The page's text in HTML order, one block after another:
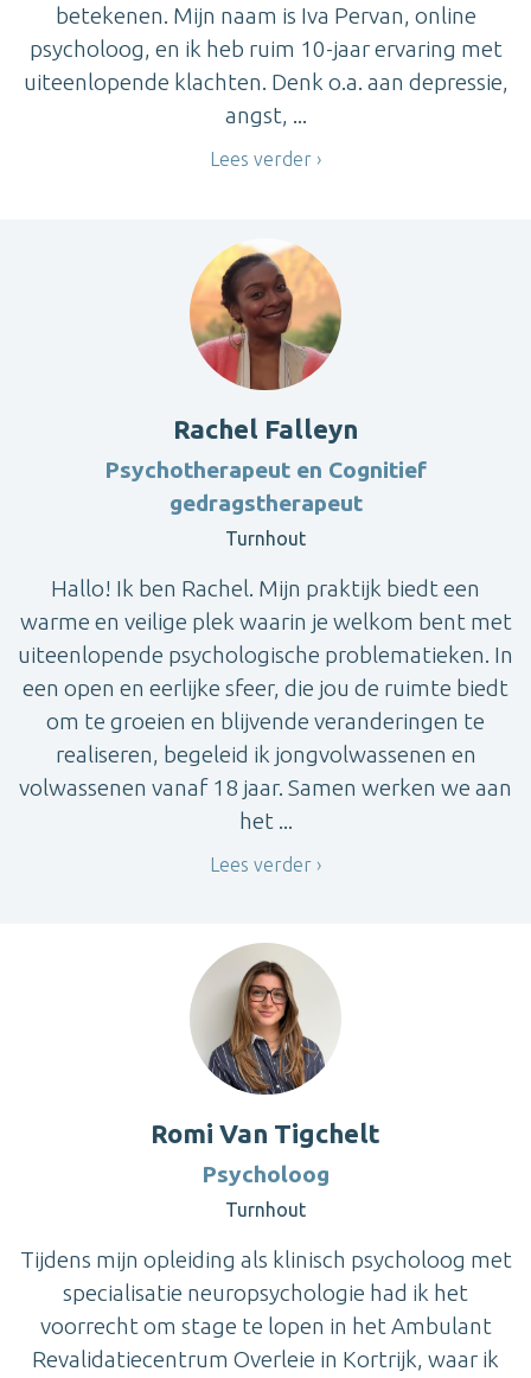
betekenen. Mijn naam is Iva Pervan, online
psycholoog, en ik heb ruim 10-jaar ervaring met
uiteenlopende klachten. Denk o.a. aan depressie,
angst, ...
Lees verder
Rachel Falleyn
Psychotherapeut en Cognitief
gedragstherapeut
Turnhout
Hallo! Ik ben Rachel. Mijn praktijk biedt een
warme en veilige plek waarin je welkom bent met
uiteenlopende psychologische problematieken. In
een open en eerlijke sfeer, die jou de ruimte biedt
om te groeien en blijvende veranderingen te
realiseren, begeleid ik jongvolwassenen en
volwassenen vanaf 18 jaar. Samen werken we aan
het ...
Lees verder
Romi Van Tigchelt
Psycholoog
Turnhout
Tijdens mijn opleiding als klinisch psycholoog met
specialisatie neuropsychologie had ik het
voorrecht om stage te lopen in het Ambulant
Revalidatiecentrum Overleie in Kortrijk, waar ik